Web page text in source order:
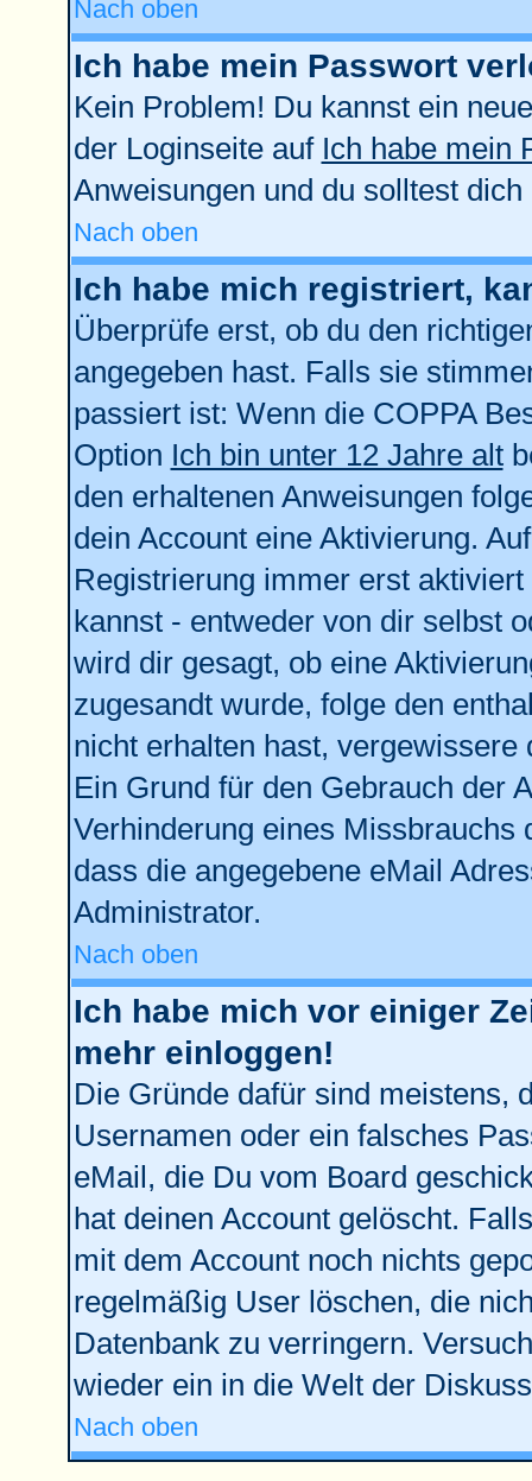
Nach oben
Ich habe mein Passwort
Kein Problem! Du kannst ein
der Loginseite auf Ich habe mein
Anweisungen und du solltest
Nach oben
Ich habe mich registriert,
Überprüfe erst, ob du den
angegeben hast. Falls sie
passiert ist: Wenn die COPPA
Option Ich bin unter 12 Jahre alt
den erhaltenen Anweisungen
dein Account eine Aktivierung.
Registrierung immer erst
kannst - entweder von dir selbst
wird dir gesagt, ob eine
zugesandt wurde, folge den
nicht erhalten hast,
Ein Grund für den Gebrauch der
Verhinderung eines
dass die angegebene eMail
Administrator.
Nach oben
Ich habe mich vor einiger
mehr einloggen!
Die Gründe dafür sind meistens,
Usernamen oder ein falsches
eMail, die Du vom Board
hat deinen Account gelöscht.
mit dem Account noch nichts
regelmäßig User löschen, die
Datenbank zu verringern.
wieder ein in die Welt der
Nach oben